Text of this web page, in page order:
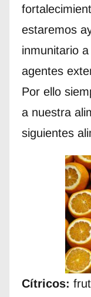
estaremos
inmunitario
agentes
Por ello
a nuestra
siguientes
Cítricos: